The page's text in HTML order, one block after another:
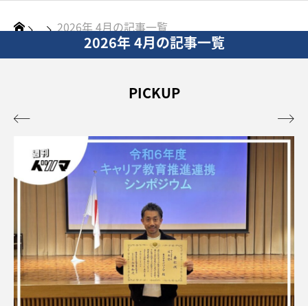
2026年 4月の記事一覧
2026年 4月の記事一覧
PICKUP
 